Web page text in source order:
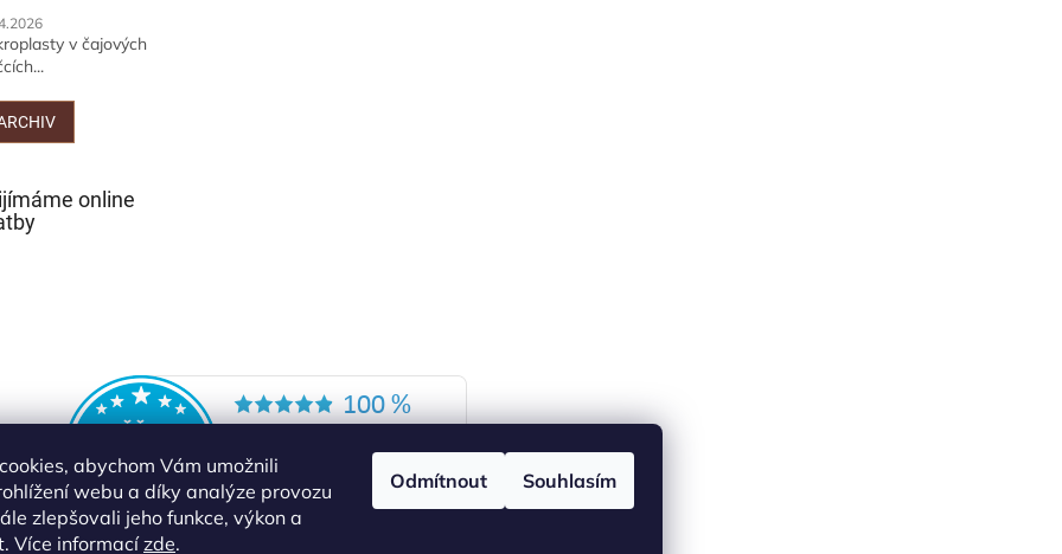
abychom Vám umožnili
webu a díky analýze provozu
zlepšovali jeho funkce, výkon a
Více informacízde.
Odmítnout Souhlasím
v čajových
online